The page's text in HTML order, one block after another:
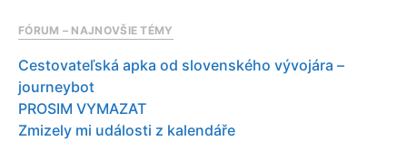
FÓRUM – NAJNOVŠIE TÉMY
Cestovateľská apka od slovenského vývojára –
journeybot
PROSIM VYMAZAT
Zmizely mi události z kalendáře